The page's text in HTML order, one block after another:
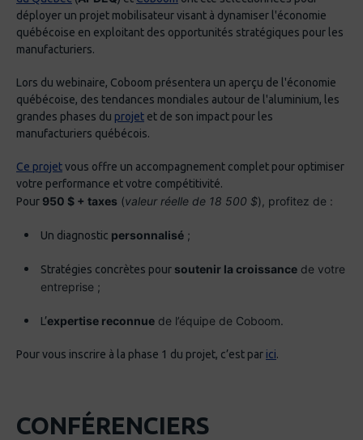
déployer un projet mobilisateur visant à dynamiser l'économie
québécoise en exploitant des opportunités stratégiques pour les
manufacturiers.
Lors du webinaire, Coboom présentera un aperçu de l'économie
québécoise, des tendances mondiales autour de l'aluminium, les
grandes phases du projet et de son impact pour les
manufacturiers québécois.
Ce projetvous offre un accompagnement complet pour optimiser
votre performance et votre compétitivité.
Pour 950 $ + taxes (valeur réelle de 18 500 $), profitez de :
Un diagnostic personnalisé ;
Stratégies concrètes pour soutenir la croissance de votre
entreprise ;
L’expertise reconnue de l’équipe de Coboom.
Pour vous inscrire à la phase 1 du projet, c’est par ici.
CONFÉRENCIERS